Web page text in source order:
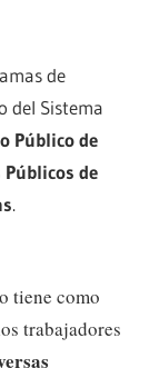
de
del Sistema
Público de
de
.
tiene como
trabajadores